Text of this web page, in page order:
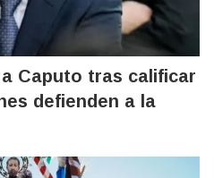
Caputo tras calificar
defienden a la